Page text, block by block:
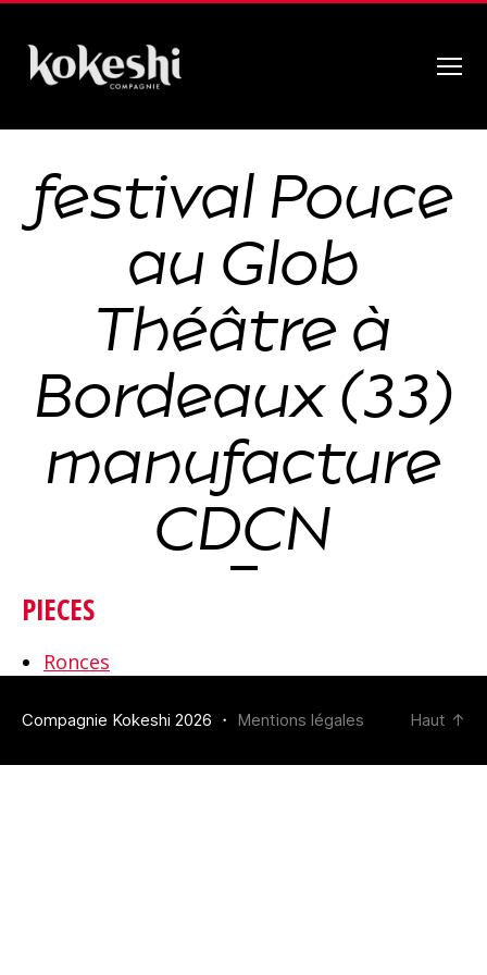
Kokeshi
festival Pouce
au Glob
Théâtre à
Bordeaux (33)
manufacture
CDCN
PIECES
Ronces
Compagnie Kokeshi 2026 ・ Mentions légales Haut ↑